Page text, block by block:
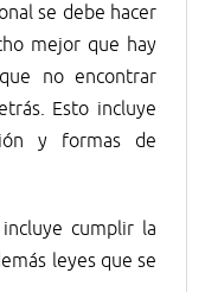
se debe hacer
mejor que hay
no encontrar
Esto incluye
y formas de
cumplir la
leyes que se